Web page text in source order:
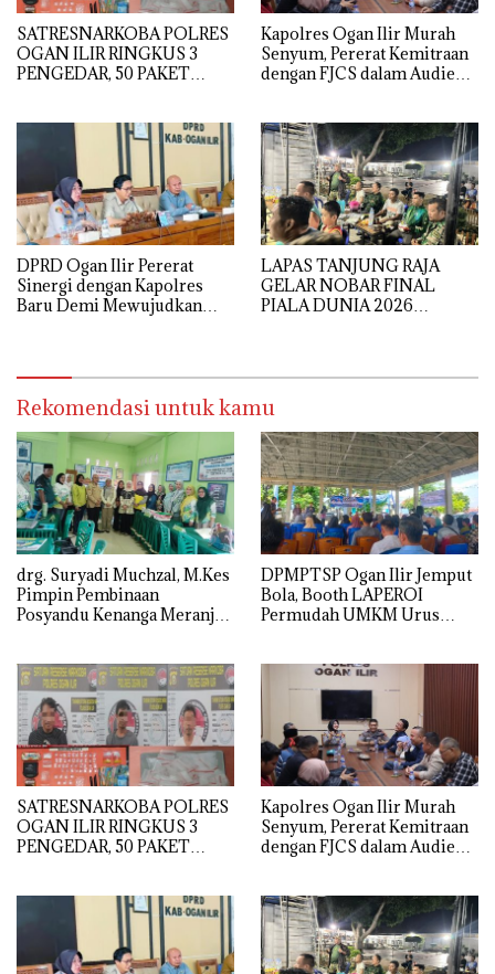
SATRESNARKOBA POLRES
OGAN ILIR RINGKUS 3
PENGEDAR, 50 PAKET
Kapolres Ogan Ilir Murah
Senyum, Pererat Kemitraan
dengan FJCS dalam Audiensi
DPRD Ogan Ilir Pererat
Sinergi dengan Kapolres
Baru Demi Mewujudkan
LAPAS TANJUNG RAJA
GELAR NOBAR FINAL
PIALA DUNIA 2026
Rekomendasi untuk kamu
drg. Suryadi Muchzal, M.Kes
Pimpin Pembinaan
Posyandu Kenanga Meranjat
Provinsi
DPMPTSP Ogan Ilir Jemput
Bola, Booth LAPEROI
Permudah UMKM Urus
SATRESNARKOBA POLRES
OGAN ILIR RINGKUS 3
PENGEDAR, 50 PAKET
Kapolres Ogan Ilir Murah
Senyum, Pererat Kemitraan
dengan FJCS dalam Audiensi